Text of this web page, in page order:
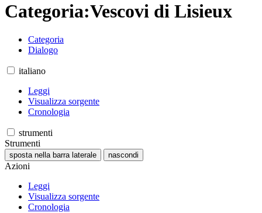
Categoria:Vescovi di Lisieux
Categoria
Dialogo
italiano
Leggi
Visualizza sorgente
Cronologia
strumenti
Strumenti
sposta nella barra laterale nascondi
Azioni
Leggi
Visualizza sorgente
Cronologia